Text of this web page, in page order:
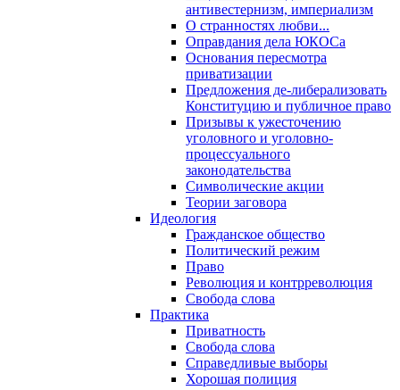
антивестернизм, империализм
О странностях любви...
Оправдания дела ЮКОСа
Основания пересмотра
приватизации
Предложения де-либерализовать
Конституцию и публичное право
Призывы к ужесточению
уголовного и уголовно-
процессуального
законодательства
Символические акции
Теории заговора
Идеология
Гражданское общество
Политический режим
Право
Революция и контрреволюция
Свобода слова
Практика
Приватность
Свобода слова
Справедливые выборы
Хорошая полиция